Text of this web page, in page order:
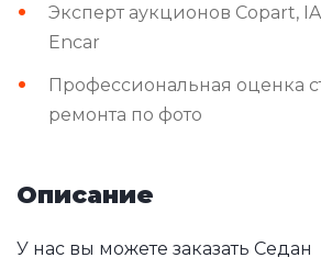
Эксперт аукционов Copart,
Encar
Профессиональная оценка
ремонта по фото
Описание
У нас вы можете заказать Седан